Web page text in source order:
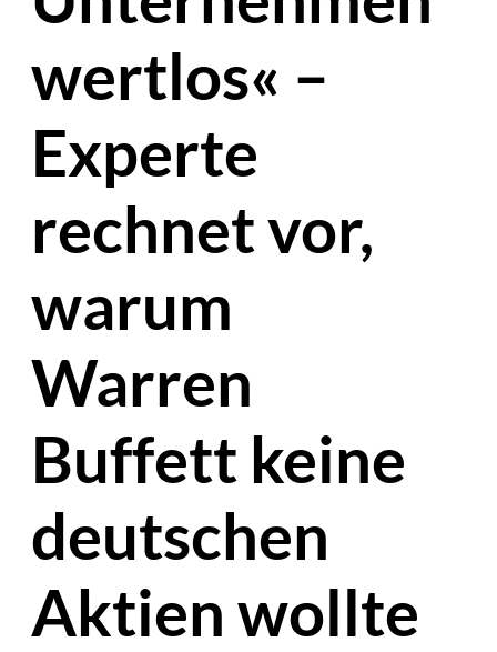
wertlos« –
Experte
rechnet vor,
warum
Warren
Buffett keine
deutschen
Aktien wollte